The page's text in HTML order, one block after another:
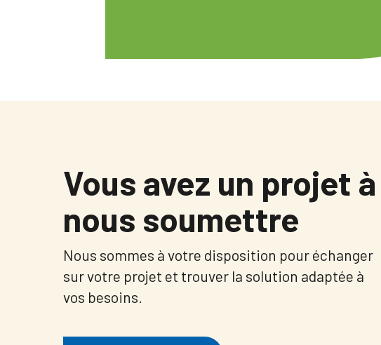
Vous avez un projet à
nous soumettre
Nous sommes à votre disposition pour échanger
sur votre projet et trouver la solution adaptée à
vos besoins.